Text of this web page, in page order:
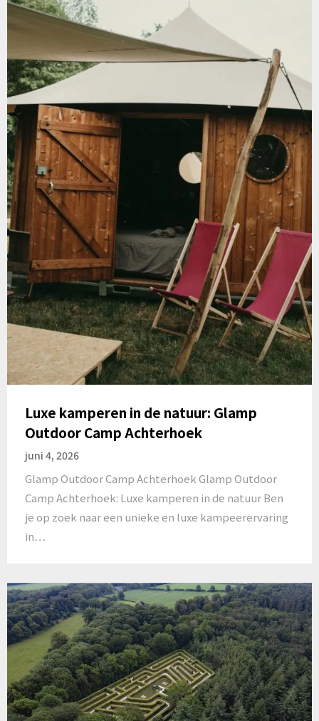
Luxe kamperen in de natuur: Glamp
Outdoor Camp Achterhoek
juni 4, 2026
Glamp Outdoor Camp Achterhoek Glamp Outdoor
Camp Achterhoek: Luxe kamperen in de natuur Ben
je op zoek naar een unieke en luxe kampeerervaring
in…